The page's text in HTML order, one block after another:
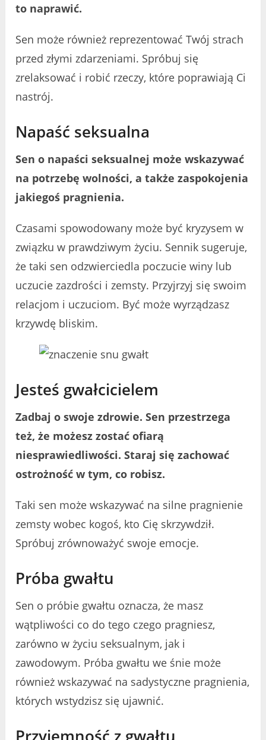
to naprawić.
Sen może również reprezentować Twój strach
przed złymi zdarzeniami. Spróbuj się
zrelaksować i robić rzeczy, które poprawiają Ci
nastrój.
Napaść seksualna
Sen o napaści seksualnej może wskazywać
na potrzebę wolności, a także zaspokojenia
jakiegoś pragnienia.
Czasami spowodowany może być kryzysem w
związku w prawdziwym życiu. Sennik sugeruje,
że taki sen odzwierciedla poczucie winy lub
uczucie zazdrości i zemsty. Przyjrzyj się swoim
relacjom i uczuciom. Być może wyrządzasz
krzywdę bliskim.
Jesteś gwałcicielem
Zadbaj o swoje zdrowie. Sen przestrzega
też, że możesz zostać ofiarą
niesprawiedliwości. Staraj się zachować
ostrożność w tym, co robisz.
Taki sen może wskazywać na silne pragnienie
zemsty wobec kogoś, kto Cię skrzywdził.
Spróbuj zrównoważyć swoje emocje.
Próba gwałtu
Sen o próbie gwałtu oznacza, że masz
wątpliwości co do tego czego pragniesz,
zarówno w życiu seksualnym, jak i
zawodowym. Próba gwałtu we śnie może
również wskazywać na sadystyczne pragnienia,
których wstydzisz się ujawnić.